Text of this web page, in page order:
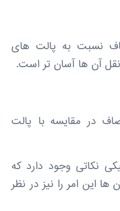
نسبت به پالت های
آن ها آسان تر است.
در مقایسه با پالت
نکاتی وجود دارد که
این امر را نیز در نظر